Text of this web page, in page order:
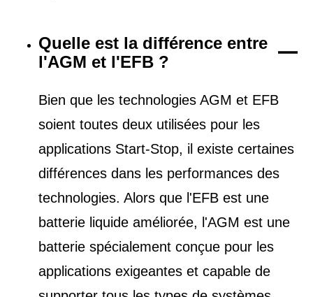
Quelle est la différence entre
l'AGM et l'EFB ?
Bien que les technologies AGM et EFB
soient toutes deux utilisées pour les
applications Start-Stop, il existe certaines
différences dans les performances des
technologies. Alors que l'EFB est une
batterie liquide améliorée, l'AGM est une
batterie spécialement conçue pour les
applications exigeantes et capable de